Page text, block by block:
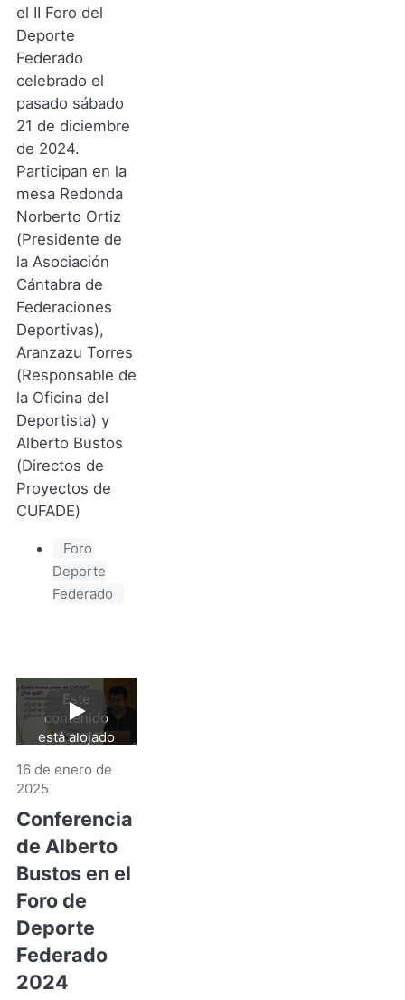
el II Foro del
Deporte
Federado
celebrado el
pasado sábado
21 de diciembre
de 2024.
Participan en la
mesa Redonda
Norberto Ortiz
(Presidente de
la Asociación
Cántabra de
Federaciones
Deportivas),
Aranzazu Torres
(Responsable de
la Oficina del
Deportista) y
Alberto Bustos
(Directos de
Proyectos de
CUFADE)
Foro
Deporte
Federado
Reproducir
video
Este
contenido
está alojado
Al hacer clic
aceptas sus
términos y
condicionesde
YouTube
(Se
16 de enero de
2025
Conferencia
de Alberto
Bustos en el
Foro de
Deporte
Federado
2024